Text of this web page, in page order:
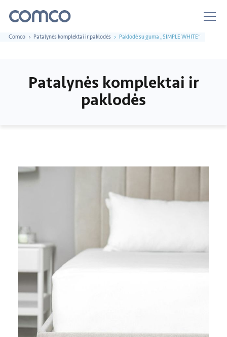
Comco Patalynės komplektai ir paklodės Paklodė su guma „SIMPLE WHITE“
Patalynės komplektai ir
paklodės